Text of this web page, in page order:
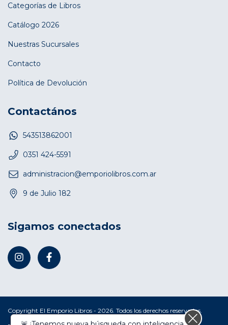
Categorías de Libros
Catálogo 2026
Nuestras Sucursales
Contacto
Política de Devolución
Contactános
543513862001
0351 424-5591
administracion@emporiolibros.com.ar
9 de Julio 182
Sigamos conectados
Copyright El Emporio Libros - 2026. Todos los derechos reservados.